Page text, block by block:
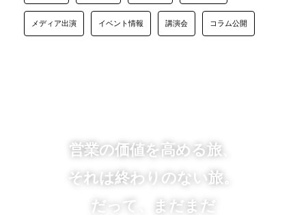
メディア出演 イベント情報 講演会 コラム公開
営業の価値を高める旅、
それは終わりのない旅。
だって、まだまだ